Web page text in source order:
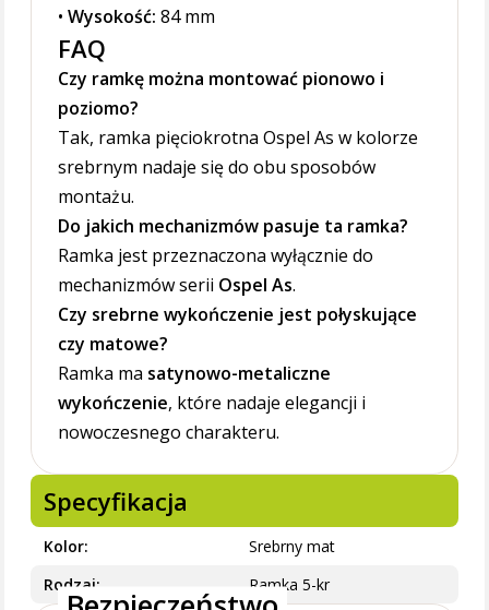
•Wysokość: 84 mm
FAQ
Czy ramkę można montować pionowo i
poziomo?
Tak, ramka pięciokrotna Ospel As w kolorze
srebrnym nadaje się do obu sposobów
montażu.
Do jakich mechanizmów pasuje ta ramka?
Ramka jest przeznaczona wyłącznie do
mechanizmów serii Ospel As.
Czy srebrne wykończenie jest połyskujące
czy matowe?
Ramka ma satynowo-metaliczne
wykończenie, które nadaje elegancji i
nowoczesnego charakteru.
Specyfikacja
Kolor
Srebrny mat
Rodzaj
Ramka 5-kr